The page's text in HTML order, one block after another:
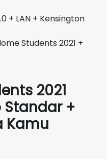
+ LAN + Kensington
Students 2021 +
2021
Standar +
Kamu